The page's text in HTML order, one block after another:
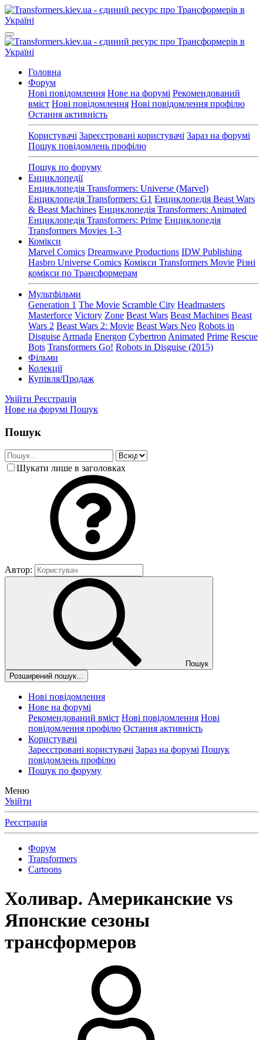
Головна
Форум
Нові повідомлення Нове на форумі Рекомендований
вміст Нові повідомлення Нові повідомлення профілю
Остання активність
Користувачі Зареєстровані користувачі Зараз на форумі
Пошук повідомлень профілю
Пошук по форуму
Енциклопедії
Енциклопедія Transformers: Universe (Marvel)
Енциклопедія Transformers: G1 Енциклопедія Beast Wars
& Beast Machines Енциклопедія Transformers: Animated
Енциклопедія Transformers: Prime Енциклопедія
Transformers Movies 1-3
Комікси
Marvel Comics Dreamwave Productions IDW Publishing
Hasbro Universe Comics Комікси Transformers Movie Різні
комікси по Трансформерам
Мультфільми
Generation 1 The Movie Scramble City Headmasters
Masterforce Victory Zone Beast Wars Beast Machines Beast
Wars 2 Beast Wars 2: Movie Beast Wars Neo Robots in
Disguise Armada Energon Cybertron Animated Prime Rescue
Bots Transformers Go! Robots in Disguise (2015)
Фільми
Колекції
Купівля/Продаж
Увійти Реєстрація
Нове на форумі Пошук
Пошук
Шукати лише в заголовках
Автор:
Пошук
Розширений пошук...
Нові повідомлення
Нове на форумі
Рекомендований вміст Нові повідомлення Нові
повідомлення профілю Остання активність
Користувачі
Зареєстровані користувачі Зараз на форумі Пошук
повідомлень профілю
Пошук по форуму
Меню
Увійти
Реєстрація
Форум
Transformers
Cartoons
Холивар. Американские vs
Японские сезоны
трансформеров